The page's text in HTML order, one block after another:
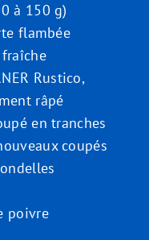
à 150 g)
flambée
Rustico,
râpé
en tranches
coupés
poivre